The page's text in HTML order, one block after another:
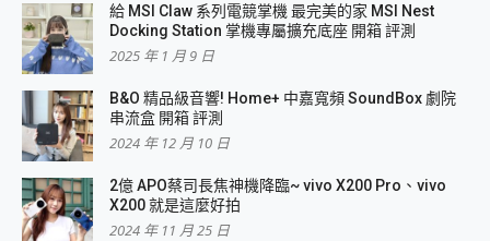
給 MSI Claw 系列電競掌機 最完美的家 MSI Nest
Docking Station 掌機專屬擴充底座 開箱 評測
2025 年 1 月 9 日
B&O 精品級音響! Home+ 中嘉寬頻 SoundBox 劇院
串流盒 開箱 評測
2024 年 12 月 10 日
2億 APO蔡司長焦神機降臨~ vivo X200 Pro、vivo
X200 就是這麼好拍
2024 年 11 月 25 日